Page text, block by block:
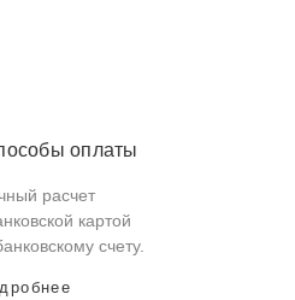
оплаты
расчет
картой
счету.